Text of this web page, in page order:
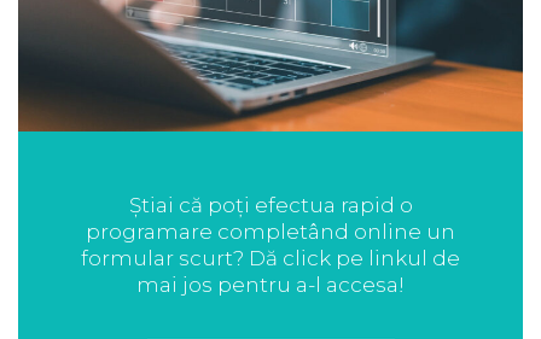
Știai că poți efectua rapid o
programare completând online un
formular scurt? Dă click pe linkul de
mai jos pentru a-l accesa!